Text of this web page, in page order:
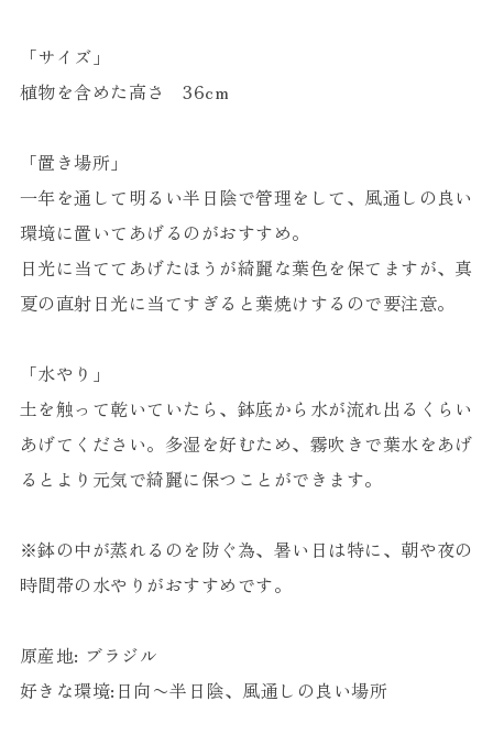
「サイズ」
植物を含めた高さ 36cm
「置き場所」
一年を通して明るい半日陰で管理をして、風通しの良い
環境に置いてあげるのがおすすめ。
日光に当ててあげたほうが綺麗な葉色を保てますが、真
夏の直射日光に当てすぎると葉焼けするので要注意。
「水やり」
土を触って乾いていたら、鉢底から水が流れ出るくらい
あげてください。多湿を好むため、霧吹きで葉水をあげ
るとより元気で綺麗に保つことができます。
※鉢の中が蒸れるのを防ぐ為、暑い日は特に、朝や夜の
時間帯の水やりがおすすめです。
原産地: ブラジル
好きな環境:日向〜半日陰、風通しの良い場所